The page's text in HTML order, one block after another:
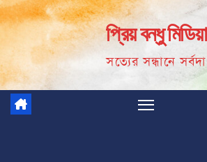
Skip
to
content
প্রিয় বন্ধু মিডিয়া
সত্যের সন্ধানে সর্বদা